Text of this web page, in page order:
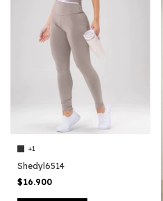
+1
Shedyl6514
$16.900